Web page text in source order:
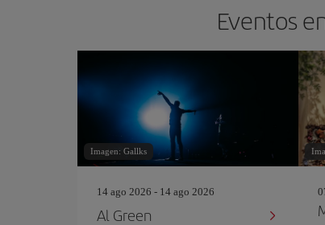
Eventos
Imagen: Gallks
14 ago 2026 - 14 ago 2026
Al Green